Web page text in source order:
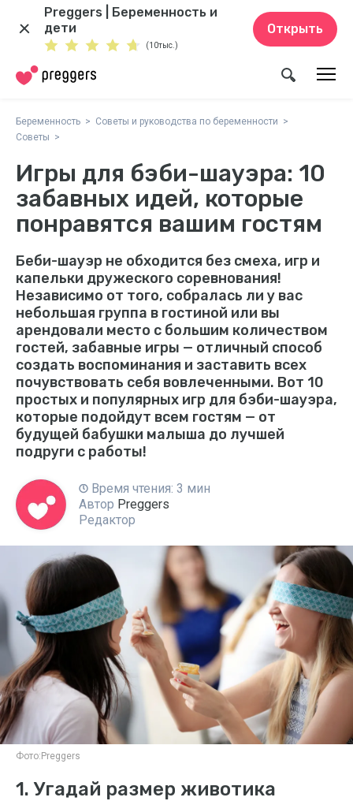
Preggers | Беременность и
дети
(10тыс.)
Открыть
Беременность
Советы и руководства по беременности
Советы
Игры для бэби-шауэра: 10
забавных идей, которые
понравятся вашим гостям
Беби-шауэр не обходится без смеха, игр и
капельки дружеского соревнования!
Независимо от того, собралась ли у вас
небольшая группа в гостиной или вы
арендовали место с большим количеством
гостей, забавные игры — отличный способ
создать воспоминания и заставить всех
почувствовать себя вовлеченными. Вот 10
простых и популярных игр для бэби-шауэра,
которые подойдут всем гостям — от
будущей бабушки малыша до лучшей
подруги с работы!
Время чтения: 3 мин
Автор Preggers
Редактор
Фото: Preggers
1. Угадай размер животика